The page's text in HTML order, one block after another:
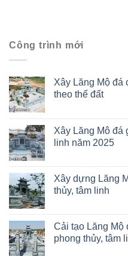
Công trình mới
Xây Lăng Mộ đá
theo thế đất
Xây Lăng Mô đá
linh năm 2025
Xây dựng Lăng
thủy, tâm linh
Cải tạo Lăng Mộ
phong thủy, tâm